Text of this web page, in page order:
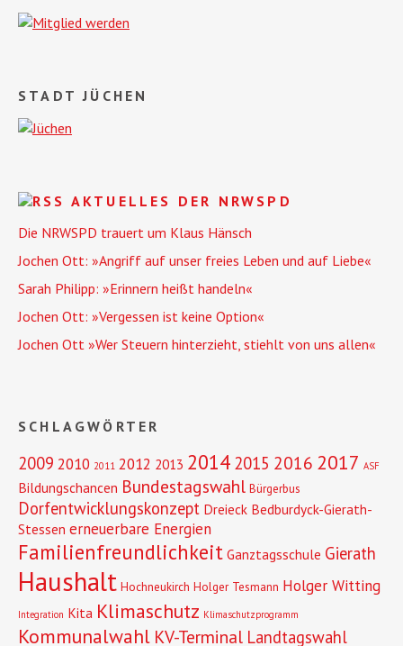
STADT JÜCHEN
AKTUELLES DER NRWSPD
Die NRWSPD trauert um Klaus Hänsch
Jochen Ott: »Angriff auf unser freies Leben und auf Liebe«
Sarah Philipp: »Erinnern heißt handeln«
Jochen Ott: »Vergessen ist keine Option«
Jochen Ott »Wer Steuern hinterzieht, stiehlt von uns allen«
SCHLAGWÖRTER
2009 2010 2011 2012 2013 2014 2015 2016 2017 ASF
Bildungschancen Bundestagswahl Bürgerbus
Dorfentwicklungskonzept Dreieck Bedburdyck-Gierath-
Stessen erneuerbare Energien
Familienfreundlichkeit Ganztagsschule Gierath
Haushalt Hochneukirch Holger Tesmann Holger Witting
Integration Kita Klimaschutz Klimaschutzprogramm
Kommunalwahl KV-Terminal Landtagswahl